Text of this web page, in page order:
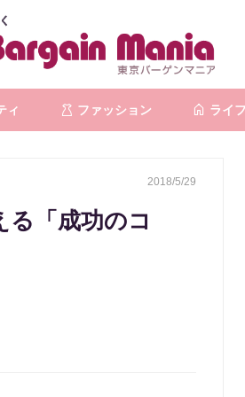
ィ ファッション ライフ
2018/5/29
「成功のコ